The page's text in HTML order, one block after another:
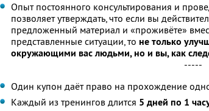
Опыт постоянного консультирования и
позволяет утверждать, что если вы
предложенный материал и «проживёте»
представленные ситуации, то не только
окружающими вас людьми, но и вы, как
-----
Один купон даёт право на прохождение
Каждый из тренингов длится 5 дней по 1